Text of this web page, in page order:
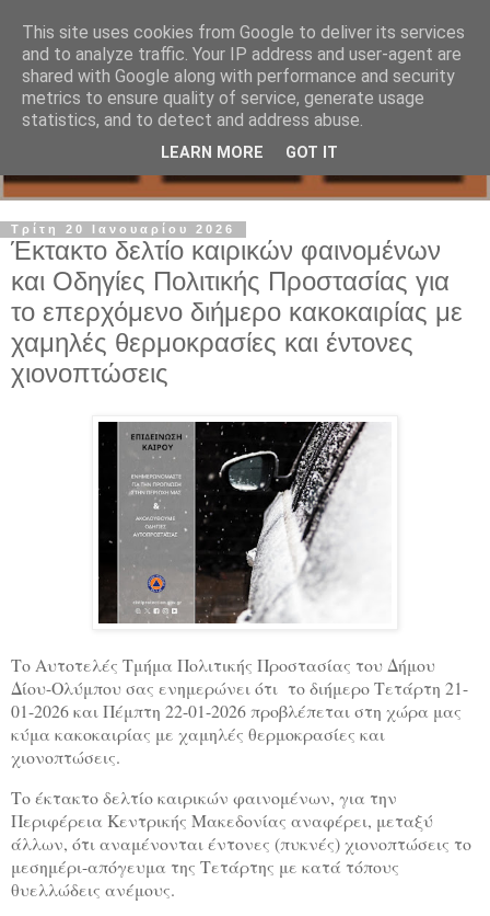
Τρίτη 20 Ιανουαρίου 2026
Έκτακτο δελτίο καιρικών φαινομένων
και Οδηγίες Πολιτικής Προστασίας για
το επερχόμενο διήμερο κακοκαιρίας με
χαμηλές θερμοκρασίες και έντονες
χιονοπτώσεις
Το Αυτοτελές Τμήμα Πολιτικής Προστασίας του Δήμου
Δίου-Ολύμπου σας ενημερώνει ότι το διήμερο Τετάρτη 21-
01-2026 και Πέμπτη 22-01-2026 προβλέπεται στη χώρα μας
κύμα κακοκαιρίας με χαμηλές θερμοκρασίες και
χιονοπτώσεις.
Το έκτακτο δελτίο καιρικών φαινομένων, για την
Περιφέρεια Κεντρικής Μακεδονίας αναφέρει, μεταξύ
άλλων, ότι αναμένονται έντονες (πυκνές) χιονοπτώσεις το
μεσημέρι-απόγευμα της Τετάρτης με κατά τόπους
θυελλώδεις ανέμους.
This site uses cookies from Google to deliver its services
and to analyze traffic. Your IP address and user-agent are
shared with Google along with performance and security
metrics to ensure quality of service, generate usage
statistics, and to detect and address abuse.
LEARN MORE GOT IT